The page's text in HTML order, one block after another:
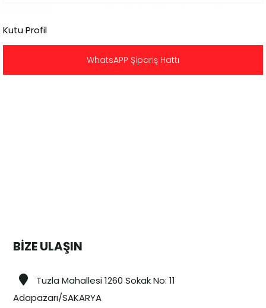
Kutu Profil
WhatsAPP Şipariş Hattı
BİZE ULAŞIN
Tuzla Mahallesi 1260 Sokak No: 11
Adapazarı/SAKARYA